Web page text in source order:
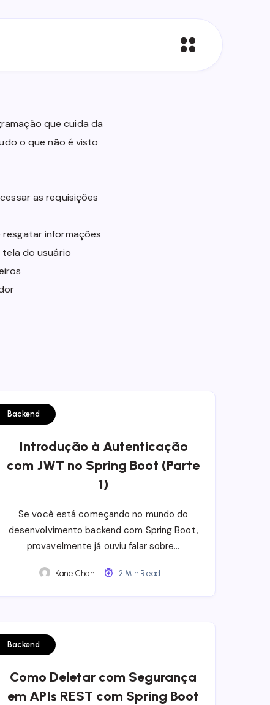
que cuida da
o que não é visto
as requisições
informações
do usuário
Backend
Introdução à Autenticação
com JWT no Spring Boot (Parte
1)
Se você está começando no mundo do
desenvolvimento backend com Spring Boot,
provavelmente já ouviu falar sobre…
Kane Chan 2 Min Read
Backend
Como Deletar com Segurança
em APIs REST com Spring Boot